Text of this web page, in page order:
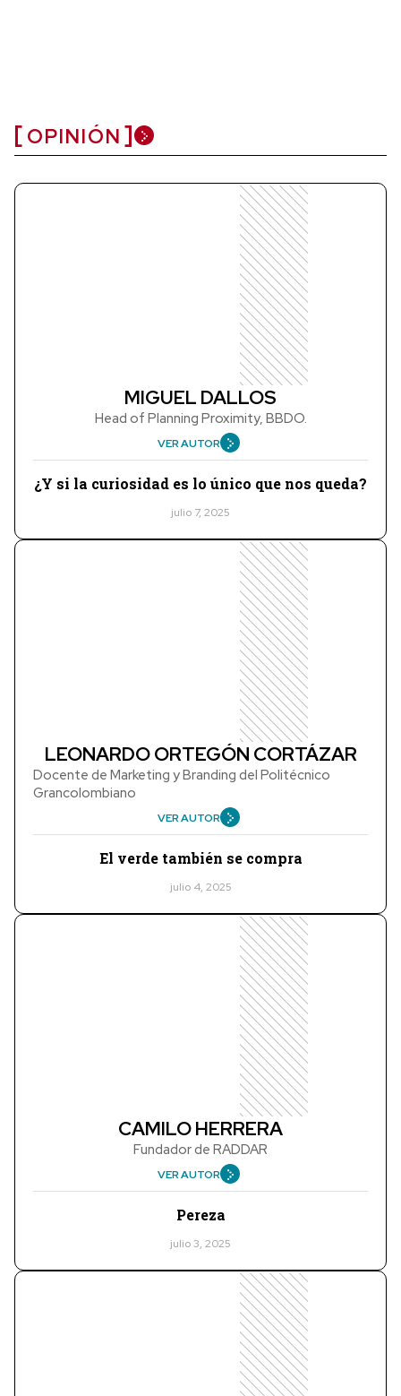
OPINIÓN
MIGUEL DALLOS
Head of Planning Proximity, BBDO.
VER AUTOR
¿Y si la curiosidad es lo único que nos queda?
julio 7, 2025
LEONARDO ORTEGÓN CORTÁZAR
Docente de Marketing y Branding del Politécnico
Grancolombiano
VER AUTOR
El verde también se compra
julio 4, 2025
CAMILO HERRERA
Fundador de RADDAR
VER AUTOR
Pereza
julio 3, 2025